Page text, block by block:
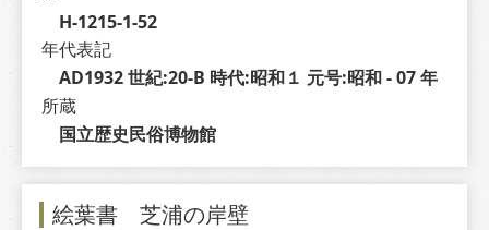
H-1215-1-52
年代表記
AD1932 世紀:20-B 時代:昭和１ 元号:昭和 - 07 年
所蔵
国立歴史民俗博物館
絵葉書 芝浦の岸壁